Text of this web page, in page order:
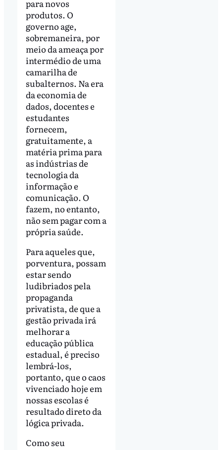
para novos
produtos. O
governo age,
sobremaneira, por
meio da ameaça por
intermédio de uma
camarilha de
subalternos. Na era
da economia de
dados, docentes e
estudantes
fornecem,
gratuitamente, a
matéria prima para
as indústrias de
tecnologia da
informação e
comunicação. O
fazem, no entanto,
não sem pagar com a
própria saúde.
Para aqueles que,
porventura, possam
estar sendo
ludibriados pela
propaganda
privatista, de que a
gestão privada irá
melhorar a
educação pública
estadual, é preciso
lembrá-los,
portanto, que o caos
vivenciado hoje em
nossas escolas é
resultado direto da
lógica privada.
Como seu